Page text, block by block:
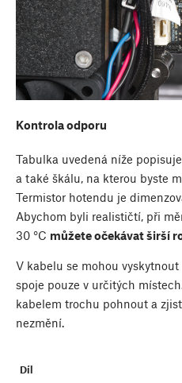
Kontrola odporu
Tabulka uvedená níže
a také škálu, na kterou byste
Termistor hotendu je
Abychom byli realističtí, při
30 °C můžete očekávat širší
V kabelu se mohou
spoje pouze v určitých
kabelem trochu pohnout a
nezmění.
Díl